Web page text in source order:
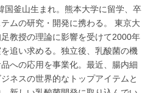
国釜山生まれ。熊本大学に留学、卒
ムの研究・開発に携わる。 東京大
教授の理論に影響を受けて2000年
追い求める。独立後、乳酸菌の機
への応用を事業化。最近、腸内細
ネスの世界的なトップアイテムと